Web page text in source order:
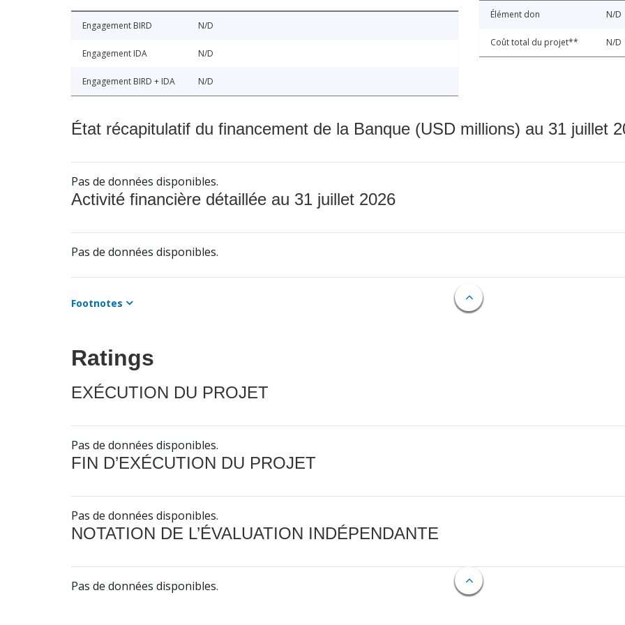
Engagement BIRD N/D
Engagement IDA N/D
Engagement BIRD + IDA N/D
Élément don N/D
Coût total du projet** N/D
État récapitulatif du financement de la Banque (USD millions) au 31 juillet
Pas de données disponibles.
Activité financière détaillée au 31 juillet 2026
Pas de données disponibles.
Footnotes
Ratings
EXÉCUTION DU PROJET
Pas de données disponibles.
FIN D’EXÉCUTION DU PROJET
Pas de données disponibles.
NOTATION DE L’ÉVALUATION INDÉPENDANTE
Pas de données disponibles.